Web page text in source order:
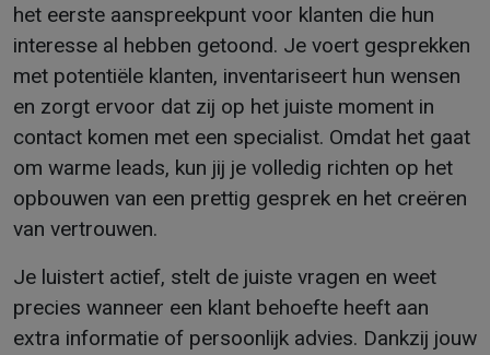
het eerste aanspreekpunt voor klanten die hun
interesse al hebben getoond. Je voert gesprekken
met potentiële klanten, inventariseert hun wensen
en zorgt ervoor dat zij op het juiste moment in
contact komen met een specialist. Omdat het gaat
om warme leads, kun jij je volledig richten op het
opbouwen van een prettig gesprek en het creëren
van vertrouwen.
Je luistert actief, stelt de juiste vragen en weet
precies wanneer een klant behoefte heeft aan
extra informatie of persoonlijk advies. Dankzij jouw